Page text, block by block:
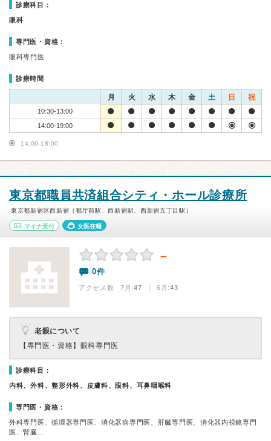
診療科目：
眼科
専門医・資格：
眼科専門医
診療時間
月 火 水 木 金 土 日 祝
10:30-13:00
14:00-19:00
14:00-18:00
東京都職員共済組合シティ・ホール診療所
東京都新宿区西新宿（都庁前駅、西新宿駅、西新宿五丁目駅）
マイナ受付 女医在籍
－
0件
アクセス数 7月:47 | 6月:43
老眼について
【専門医・資格】 眼科専門医
診療科目：
内科、外科、整形外科、皮膚科、眼科、耳鼻咽喉科
専門医・資格：
外科専門医、循環器専門医、消化器病専門医、肝臓専門医、消化器内視鏡専門
医、腎臓…